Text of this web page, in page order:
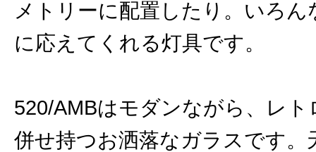
メトリーに配置したり。いろん
に応えてくれる灯具です。
520/AMBはモダンながら、レト
併せ持つお洒落なガラスです。